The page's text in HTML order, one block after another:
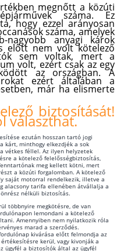
megnőtt a közúti
száma. Ez
hogy ezzel arányosan
száma, amelyek
nagyobb anyagi károk
előtt nem volt kötelező
sem voltak, mert a
volt, ezért csak az egy
az országban. A
ezért általában a
már ha elismerte
biztosítását!
választhat.
ezután hosszan tartó jogi
kárt, minthogy elkezdjék a sok
vétkes féllel. Az ilyen helyzetek
a kötelező felelősségbiztosítás,
meg kellett kötni, mert
a közúti forgalomban. A kötelező
saját motorral rendelkezik, illetve a
alacsony tarifa ellenében átvállalja a
nélküli biztosítás.
többnyire megkötésre, de van
lemondani a kötelező
Amennyiben nem nyilatkozik róla
marad a szerződés.
kivárása előtt felmondja az
kerül, vagy kivonják a
ügyfél a biztosítók által az ügyfél